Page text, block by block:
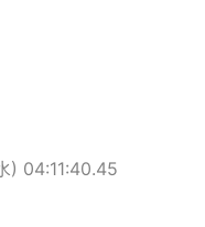
) 04:11:40.45